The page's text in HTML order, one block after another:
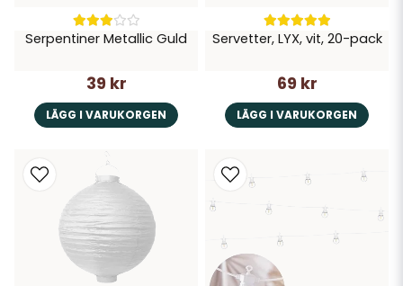
Serpentiner Metallic Guld
39 kr
LÄGG I VARUKORGEN
Servetter, LYX, vit, 20-pack
69 kr
LÄGG I VARUKORGEN